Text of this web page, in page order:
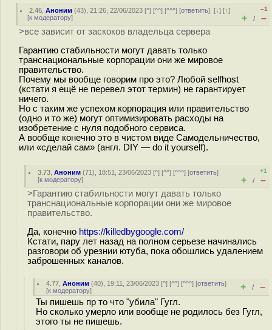
2.46 ,Аноним (43), 21:26, 22/06/2023 [^] [^^] [^^^] [ответить][↓] [↑]
[к модератору]
–1
+ / –
>все зависит от заскоков владельца сервера
Гарантию стабильности могут давать только
транснациональные корпорации они же мировое
правительство.
Почему мы вообще говорим про это? Любой selfhost
(кстати я ещё не перевел этот термин) не гарантирует
ничего.
Но с таким же успехом корпорация или правительство
(одно и то же) могут оптимизировать расходы на
изобретение с нуля подобного сервиса.
А вообще конечно это в чистом виде Самодельничество,
или «сделай сам» (англ. DIY — do it yourself).
3.73 ,Аноним (71), 18:51, 23/06/2023 [^] [^^] [^^^] [ответить]
[к модератору]
+1
+ / –
>Гарантию стабильности могут давать только
транснациональные корпорации они же мировое
правительство.
Да, конечно https://killedbygoogle.com/
Кстати, пару лет назад на полном серьезе начинались
разговори об урезнии ютуба, пока обошлись удалением
заброшенных каналов.
4.77 ,Аноним (40), 19:11, 23/06/2023 [^] [^^] [^^^] [ответить]
[к модератору] + / –
Ты пишешь пр то что "убила" Гугл.
Но сколько умерло или вообще не родилось без Гугл,
этого ты не пишешь.